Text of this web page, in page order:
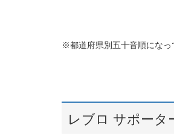
※都道府県別五十音順になっ
レブロ サポータ